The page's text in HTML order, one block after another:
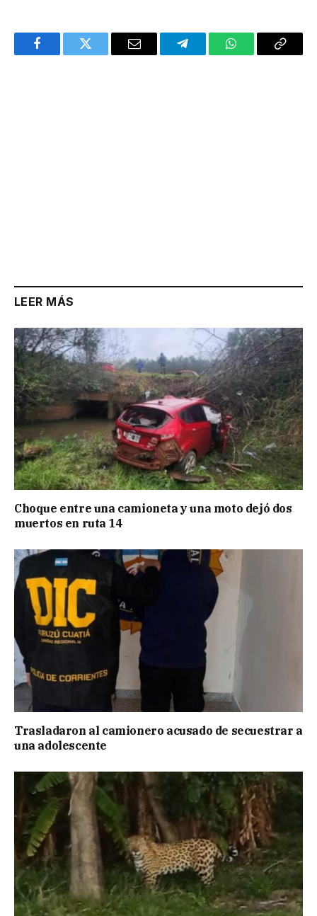
FacebookTwitter Email TelegramWhatsAppCopy
LEER MÁS
Choque entre una camioneta y una moto dejó dos
muertos en ruta 14
Trasladaron al camionero acusado de secuestrar a
una adolescente